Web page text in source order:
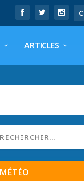
ARTICLES
MÉTÉO